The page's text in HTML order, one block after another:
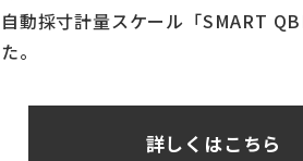
自動採寸計量スケール「SMART
た。
詳しくはこちら